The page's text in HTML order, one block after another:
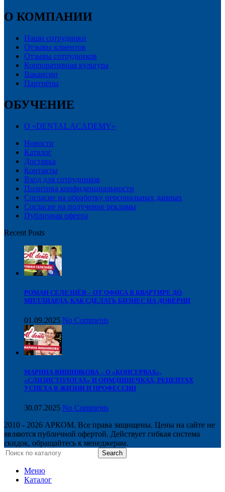
О КОМПАНИИ
Наши сотрудники
Отзывы клиентов
Отзывы сотрудников
Корпоративная культура
Вакансии
Партнёры
ОБУЧЕНИЕ
О «DENTAL ACADEMY»
Новости
Каталог
Доставка
Контакты
Вход для сотрудников
Политика конфиденциальности
Согласие на обработку персональных данных
Cогласие на получение рекламы
Публичная оферта
Recent Posts
РОМАН СЕЛЕЗНЁВ – ОТ ОФИСА В КВАРТИРЕ ДО
МИЛЛИАРДА, КАК СДЕЛАТЬ БИЗНЕС НА ДОВЕРИИ
01.09.2025 No Comments
МАРИНА ВИШНЯКОВА – О «КОНСЕРВАХ»,
«СЛИЗИСТОЛОГАХ» И ОПМДИШЕЧКАХ, РЕЦЕПТАХ
УСПЕХА В ЖИЗНИ И ПРОФЕССИИ
30.07.2025 No Comments
2010 - 2026 АРКОМ. Все права защищены. Цены на сайте не
являются публичной офертой. Действует гибкая система
скидок, обращайтесь к менеджерам.
Search
Меню
Каталог